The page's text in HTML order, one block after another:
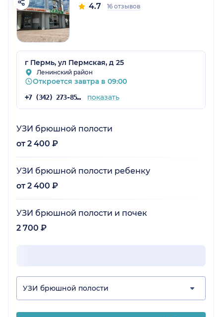
4.7 16 отзывов
г Пермь, ул Пермская, д 25
Ленинский район
Откроется завтра в 09:00
+7 (342) 273-85-03 показать
УЗИ брюшной полости
от 2 400 ₽
УЗИ брюшной полости ребенку
от 2 400 ₽
УЗИ брюшной полости и почек
2 700 ₽
УЗИ брюшной полости